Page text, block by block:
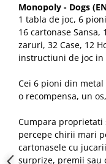
Monopoly - Dogs
1 tabla de joc, 6
16 cartonase
zaruri, 32 Case, 12
instructiuni de joc in
Cei 6 pioni din
o recompensa, un
Cumpara proprietati
percepe chirii mari
cartonasele cu
surprize, premii sau